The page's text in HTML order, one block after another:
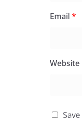
Email*
Website